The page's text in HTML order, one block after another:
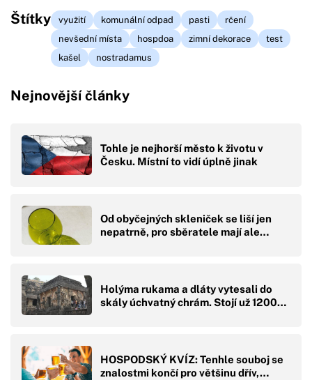
Štítky využití komunální odpad pasti
rčení
nevšední místa
hospdoa zimní dekorace
test
kašel
nostradamus
Nejnovější články
Tohle je nejhorší město k životu v
Česku. Místní to vidí úplně jinak
Od obyčejných skleniček se liší jen
nepatrně, pro sběratele mají ale…
Holýma rukama a dláty vytesali do
skály úchvatný chrám. Stojí už 1200…
HOSPODSKÝ KVÍZ: Tenhle souboj se
znalostmi končí pro většinu dřív,…